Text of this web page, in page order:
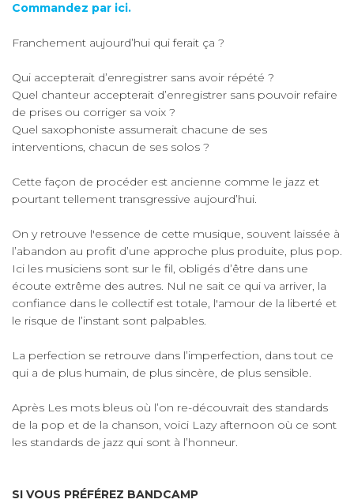
Commandez par ici.
Franchement aujourd’hui qui ferait ça ?
Qui accepterait d’enregistrer sans avoir répété ?
Quel chanteur accepterait d’enregistrer sans pouvoir refaire
de prises ou corriger sa voix ?
Quel saxophoniste assumerait chacune de ses
interventions, chacun de ses solos ?
Cette façon de procéder est ancienne comme le jazz et
pourtant tellement transgressive aujourd’hui.
On y retrouve l'essence de cette musique, souvent laissée à
l’abandon au profit d’une approche plus produite, plus pop.
Ici les musiciens sont sur le fil, obligés d’être dans une
écoute extrême des autres. Nul ne sait ce qui va arriver, la
confiance dans le collectif est totale, l'amour de la liberté et
le risque de l’instant sont palpables.
La perfection se retrouve dans l’imperfection, dans tout ce
qui a de plus humain, de plus sincère, de plus sensible.
Après Les mots bleus où l’on re-découvrait des standards
de la pop et de la chanson, voici Lazy afternoon où ce sont
les standards de jazz qui sont à l’honneur.
SI VOUS PRÉFÉREZ BANDCAMP